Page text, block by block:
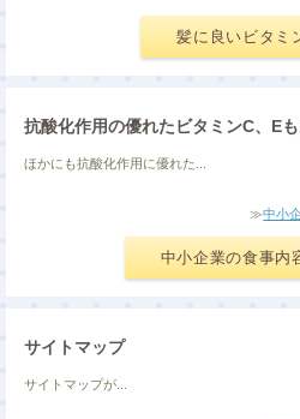
髪に良いビタミ
抗酸化作用の優れたビタミンC、E
ほかにも抗酸化作用に優れた...
≫中小
中小企業の食事内
サイトマップ
サイトマップが...